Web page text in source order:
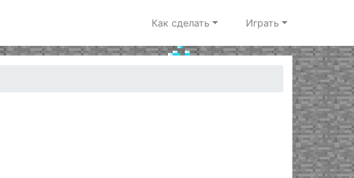
Как сделать Играть